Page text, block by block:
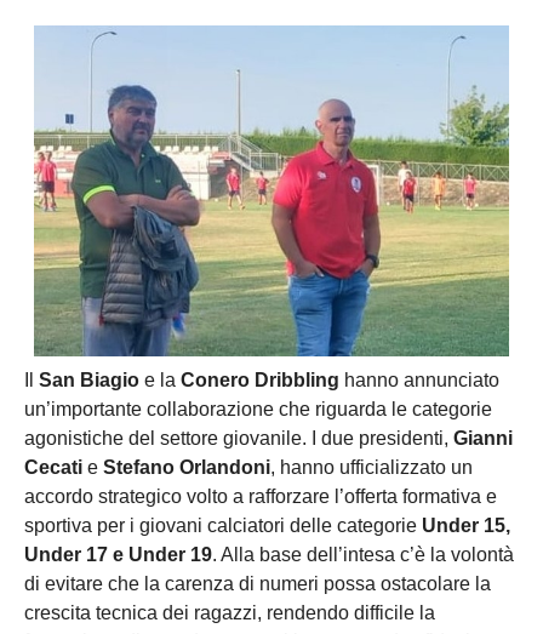
San Biagio e la Conero Dribbling hanno annunciato
un’importante collaborazione che riguarda le categorie
agonistiche del settore giovanile. I due presidenti, Gianni
Cecati e Stefano Orlandoni, hanno ufficializzato un
accordo strategico volto a rafforzare l’offerta formativa e
sportiva per i giovani calciatori delle categorie Under 15,
Under 17 e Under 19. Alla base dell’intesa c’è la volontà
di evitare che la carenza di numeri possa ostacolare la
crescita tecnica dei ragazzi, rendendo difficile la